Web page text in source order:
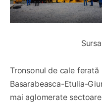
Tronsonul de cale ferată
Basarabeasca-Etulia-
mai aglomerate